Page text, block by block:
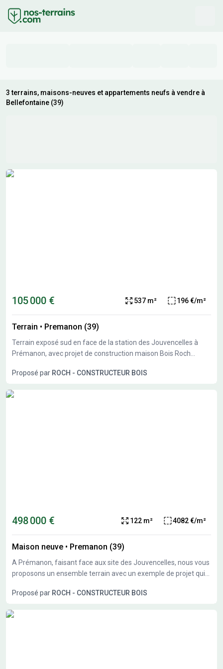
3 terrains, maisons-neuves et appartements neufs à vendre à
Bellefontaine (39)
Résultats de recherche
105 000 € 537 m² 196 €/m²
Terrain • Premanon (39)
Terrain exposé sud en face de la station des Jouvencelles à
Prémanon, avec projet de construction maison Bois Roch
Proposé par ROCH - CONSTRUCTEUR BOIS
498 000 € 122 m² 4082 €/m²
Maison neuve • Premanon (39)
A Prémanon, faisant face aux site des Jouvencelles, nous vous
proposons un ensemble terrain avec un exemple de projet qui
exposé sud.
Proposé par ROCH - CONSTRUCTEUR BOIS